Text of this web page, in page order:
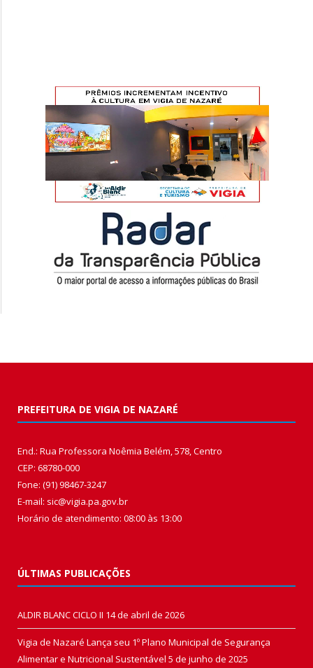
PREFEITURA DE VIGIA DE NAZARÉ
End.: Rua Professora Noêmia Belém, 578, Centro
CEP: 68780-000
Fone: (91) 98467-3247
E-mail: sic@vigia.pa.gov.br
Horário de atendimento: 08:00 às 13:00
ÚLTIMAS PUBLICAÇÕES
ALDIR BLANC CICLO II 14 de abril de 2026
Vigia de Nazaré Lança seu 1º Plano Municipal de Segurança
Alimentar e Nutricional Sustentável 5 de junho de 2025